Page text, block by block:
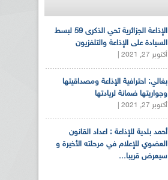
الإذاعة الجزائرية تحي الذكرى 59 لبسط
السيادة على الإذاعة والتلفزيون
أكتوبر 27, 2021 |
بغالي: احترافية الإذاعة ومصداقيتها
وجواريتها ضمانة لريادتها
أكتوبر 27, 2021 |
أحمد بلدية للإذاعة : اعداد القانون
العضوي للإعلام في مرحلته الأخيرة و
سيعرض قريبا...